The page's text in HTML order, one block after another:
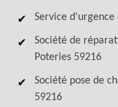
Service d'urgence
Société de
Poteries 59216
Société pose de
59216